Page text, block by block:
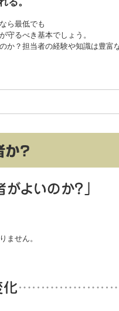
ら最低でも
守るべき基本でしょう。
か？担当者の経験や知識は豊富
ません。